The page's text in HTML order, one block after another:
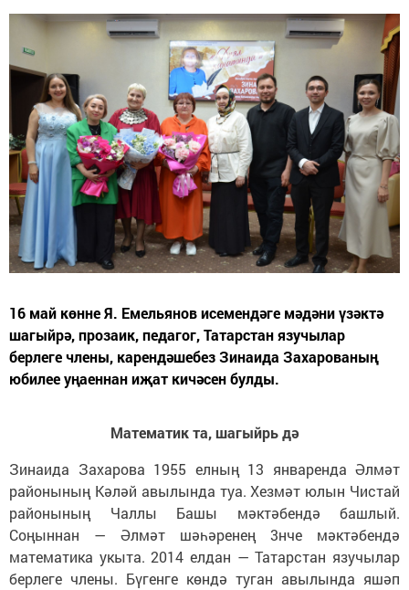
16 май көнне Я. Емельянов исемендәге мәдәни үзәктә
шагыйрә, прозаик, педагог, Татарстан язучылар
берлеге члены, карендәшебез Зинаида Захарованың
юбилее уңаеннан иҗат кичәсен булды.
Математик та, шагыйрь дә
Зинаида Захарова 1955 елның 13 январенда Әлмәт
районының Кәләй авылында туа. Хезмәт юлын Чистай
районының Чаллы Башы мәктәбендә башлый.
Соңыннан — Әлмәт шәһәренең 3нче мәктәбендә
математика укыта. 2014 елдан — Татарстан язучылар
берлеге члены. Бүгенге көндә туган авылында яшәп